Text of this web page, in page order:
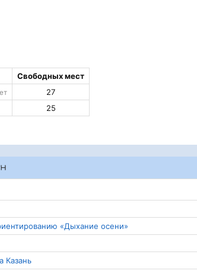
Свободных мест
27
25
«Дыхание осени»
Казань